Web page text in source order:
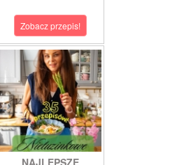
Zobacz przepis!